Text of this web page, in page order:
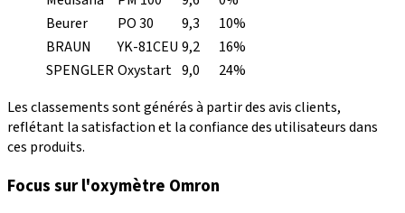
Beurer
PO 30 9,3
10%
BRAUN
YK-81CEU 9,2
16%
SPENGLEROxystart 9,0
24%
Les classements sont générés à partir des avis clients,
reflétant la satisfaction et la confiance des utilisateurs dans
ces produits.
Focus sur l'oxymètre Omron